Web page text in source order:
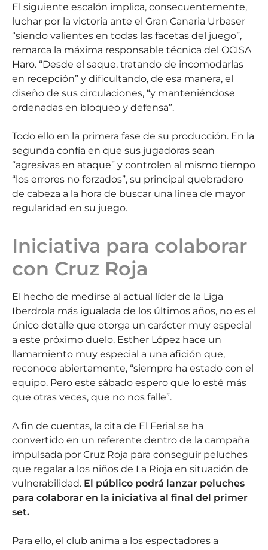
El siguiente escalón implica, consecuentemente,
luchar por la victoria ante el Gran Canaria Urbaser
“siendo valientes en todas las facetas del juego”,
remarca la máxima responsable técnica del OCISA
Haro. “Desde el saque, tratando de incomodarlas
en recepción” y dificultando, de esa manera, el
diseño de sus circulaciones, “y manteniéndose
ordenadas en bloqueo y defensa”.
Todo ello en la primera fase de su producción. En la
segunda confía en que sus jugadoras sean
“agresivas en ataque” y controlen al mismo tiempo
“los errores no forzados”, su principal quebradero
de cabeza a la hora de buscar una línea de mayor
regularidad en su juego.
Iniciativa para colaborar
con Cruz Roja
El hecho de medirse al actual líder de la Liga
Iberdrola más igualada de los últimos años, no es el
único detalle que otorga un carácter muy especial
a este próximo duelo. Esther López hace un
llamamiento muy especial a una afición que,
reconoce abiertamente, “siempre ha estado con el
equipo. Pero este sábado espero que lo esté más
que otras veces, que no nos falle”.
A fin de cuentas, la cita de El Ferial se ha
convertido en un referente dentro de la campaña
impulsada por Cruz Roja para conseguir peluches
que regalar a los niños de La Rioja en situación de
vulnerabilidad. El público podrá lanzar peluches
para colaborar en la iniciativa al final del primer
set.
Para ello, el club anima a los espectadores a